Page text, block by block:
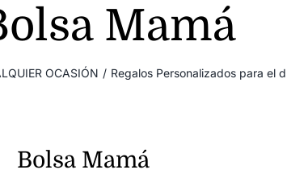
Mamá
OCASIÓN / Regalos Personalizados para el
Bolsa Mamá